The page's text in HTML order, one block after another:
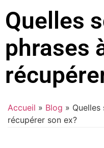
Quelles
phrases
Accueil » Blog »
récupérer son ex?